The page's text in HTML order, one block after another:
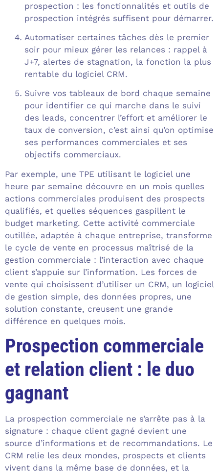
prospection : les fonctionnalités et outils de
prospection intégrés suffisent pour démarrer.
Automatiser certaines tâches dès le premier
soir pour mieux gérer les relances : rappel à
J+7, alertes de stagnation, la fonction la plus
rentable du logiciel CRM.
Suivre vos tableaux de bord chaque semaine
pour identifier ce qui marche dans le suivi
des leads, concentrer l’effort et améliorer le
taux de conversion, c’est ainsi qu’on optimise
ses performances commerciales et ses
objectifs commerciaux.
Par exemple, une TPE utilisant le logiciel une
heure par semaine découvre en un mois quelles
actions commerciales produisent des prospects
qualifiés, et quelles séquences gaspillent le
budget marketing. Cette activité commerciale
outillée, adaptée à chaque entreprise, transforme
le cycle de vente en processus maîtrisé de la
gestion commerciale : l’interaction avec chaque
client s’appuie sur l’information. Les forces de
vente qui choisissent d’utiliser un CRM, un logiciel
de gestion simple, des données propres, une
solution constante, creusent une grande
différence en quelques mois.
Prospection commerciale
et relation client : le duo
gagnant
La prospection commerciale ne s’arrête pas à la
signature : chaque client gagné devient une
source d’informations et de recommandations. Le
CRM relie les deux mondes, prospects et clients
vivent dans la même base de données, et la